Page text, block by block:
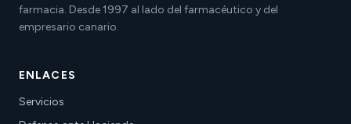
farmacia. Desde 1997 al lado del farmacéutico y del
empresario canario.
ENLACES
Servicios